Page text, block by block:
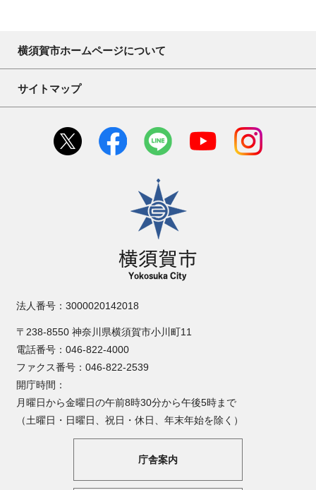
横須賀市ホームページについて
サイトマップ
横須賀市
法人番号：3000020142018
〒238-8550 神奈川県横須賀市小川町11
電話番号：046-822-4000
ファクス番号：046-822-2539
開庁時間：
月曜日から金曜日の午前8時30分から午後5時まで
（土曜日・日曜日、祝日・休日、年末年始を除く）
庁舎案内